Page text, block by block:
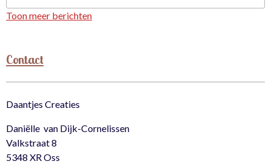
Toon meer berichten
Contact
Daantjes Creaties
Daniëlle van Dijk-Cornelissen
Valkstraat 8
5348 XR Oss